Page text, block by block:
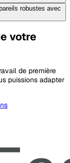
robustes avec
votre
de première
puissions adapter